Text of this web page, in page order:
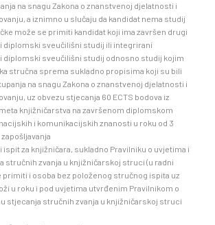
na snagu Zakona o znanstvenoj djelatnosti i
a iznimno u slučaju da kandidat nema studij
može se primiti kandidat koji ima završen drugi
diplomski sveučilišni studij ili integrirani
diplomski sveučilišni studij odnosno studij kojim
stručna sprema sukladno propisima koji su bili
na snagu Zakona o znanstvenoj djelatnosti i
uz obvezu stjecanja 60 ECTS bodova iz
knjižničarstva na završenom diplomskom
i komunikacijskih znanosti u roku od 3
za knjižničara, sukladno Pravilniku o uvjetima i
stručnih zvanja u knjižničarskoj struci (u radni
primiti i osoba bez položenog stručnog ispita uz
u roku i pod uvjetima utvrđenim Pravilnikom o
stjecanja stručnih zvanja u knjižničarskoj struci